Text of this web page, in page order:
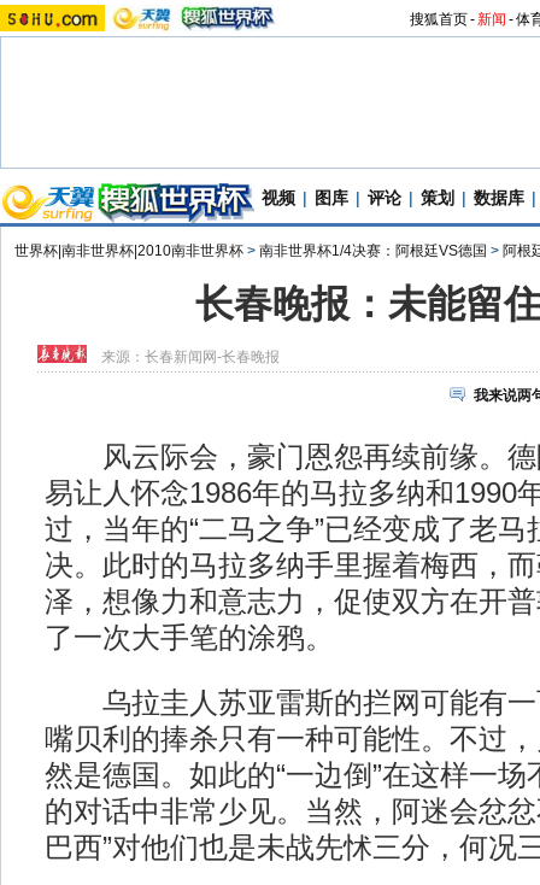
搜狐首页-新闻 -体
视频 | 图库 | 评论 | 策划 | 数据库 |
世界杯|南非世界杯|2010南非世界杯 > 南非世界杯1/4决赛：阿根廷VS德国 > 阿根
长春晚报：未能留
来源：长春新闻网-长春晚报
我来说两
风云际会，豪门恩怨再续前缘。德
易让人怀念1986年的马拉多纳和1990
过，当年的“二马之争”已经变成了老
决。此时的马拉多纳手里握着梅西，
泽，想像力和意志力，促使双方在开
了一次大手笔的涂鸦。
乌拉圭人苏亚雷斯的拦网可能有一
嘴贝利的捧杀只有一种可能性。不过
然是德国。如此的“一边倒”在这样一
的对话中非常少见。当然，阿迷会忿
巴西”对他们也是未战先怵三分，何况